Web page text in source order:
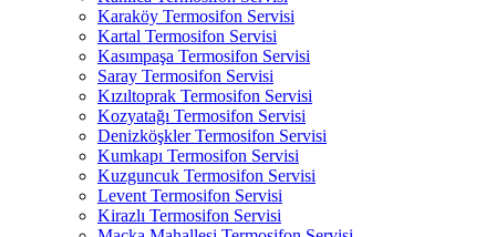
Karaköy Termosifon Servisi
Kartal Termosifon Servisi
Kasımpaşa Termosifon Servisi
Saray Termosifon Servisi
Kızıltoprak Termosifon Servisi
Kozyatağı Termosifon Servisi
Denizköşkler Termosifon Servisi
Kumkapı Termosifon Servisi
Kuzguncuk Termosifon Servisi
Levent Termosifon Servisi
Kirazlı Termosifon Servisi